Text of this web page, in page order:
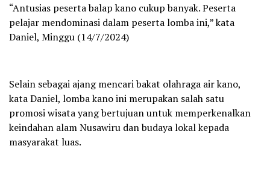
“Antusias peserta balap kano cukup banyak. Peserta
pelajar mendominasi dalam peserta lomba ini,” kata
Daniel, Minggu (14/7/2024)
Selain sebagai ajang mencari bakat olahraga air kano,
kata Daniel, lomba kano ini merupakan salah satu
promosi wisata yang bertujuan untuk memperkenalkan
keindahan alam Nusawiru dan budaya lokal kepada
masyarakat luas.